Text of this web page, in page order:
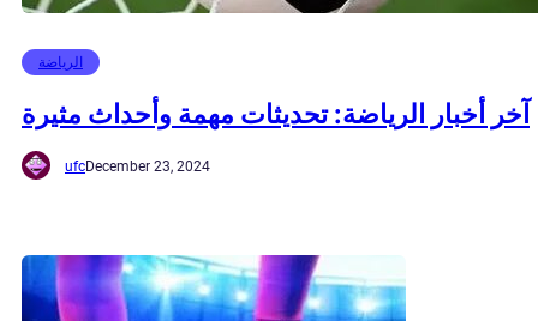
الرياضة
آخر أخبار الرياضة: تحديثات مهمة وأحداث مثيرة
ufcDecember 23, 2024